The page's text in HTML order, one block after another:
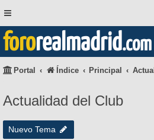
fororealmadrid.com
Portal Índice Principal
Actualidad del Club
Nuevo Tema